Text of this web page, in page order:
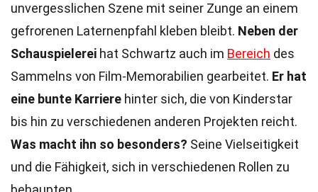
unvergesslichen Szene mit seiner Zunge an einem
gefrorenen Laternenpfahl kleben bleibt. Neben der
Schauspielerei hat Schwartz auch im Bereich des
Sammelns von Film-Memorabilien gearbeitet. Er hat
eine bunte Karriere hinter sich, die von Kinderstar
bis hin zu verschiedenen anderen Projekten reicht.
Was macht ihn so besonders? Seine Vielseitigkeit
und die Fähigkeit, sich in verschiedenen Rollen zu